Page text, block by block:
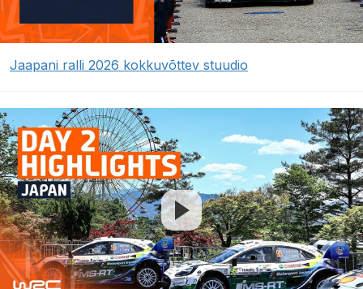
Jaapani ralli 2026 kokkuvõttev stuudio